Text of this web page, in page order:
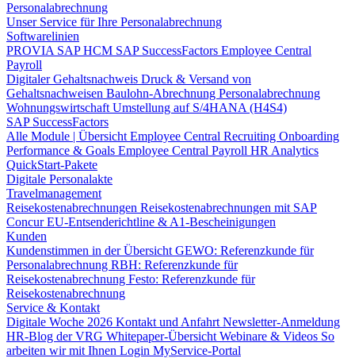
Personalabrechnung
Unser Service für Ihre Personalabrechnung
Softwarelinien
PROVIA SAP HCM SAP SuccessFactors Employee Central
Payroll
Digitaler Gehaltsnachweis Druck & Versand von
Gehaltsnachweisen Baulohn-Abrechnung Personalabrechnung
Wohnungswirtschaft Umstellung auf S/4HANA (H4S4)
SAP SuccessFactors
Alle Module | Übersicht Employee Central Recruiting Onboarding
Performance & Goals Employee Central Payroll HR Analytics
QuickStart-Pakete
Digitale Personalakte
Travelmanagement
Reisekostenabrechnungen Reisekostenabrechnungen mit SAP
ConcurEU-Entsenderichtline & A1-Bescheinigungen
Kunden
Kundenstimmen in der Übersicht GEWO: Referenzkunde für
Personalabrechnung RBH: Referenzkunde für
Reisekostenabrechnung Festo: Referenzkunde für
Reisekostenabrechnung
Service & Kontakt
Digitale Woche 2026 Kontakt und Anfahrt Newsletter-Anmeldung
HR-Blog der VRG Whitepaper-Übersicht Webinare & Videos So
arbeiten wir mit Ihnen Login MyService-Portal